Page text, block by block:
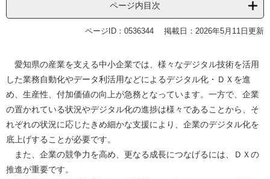
ページ内目次
ページID：0536344 掲載日：2026年5月11日更新
愛知県の産業を支える中小企業では、様々なデジタル技術を活用
した業務自動化やデータ利活用などによるデジタル化・ＤＸを進
め、生産性、付加価値の向上が急務となっています。一方で、企業
の置かれている状況やデジタル化の進捗は様々であることから、そ
れぞれの状況に応じたきめ細かな支援により、企業のデジタル化を
底上げすることが必要です。
また、企業の競争力を高め、更なる成長につなげるには、ＤＸの
推進が重要です。